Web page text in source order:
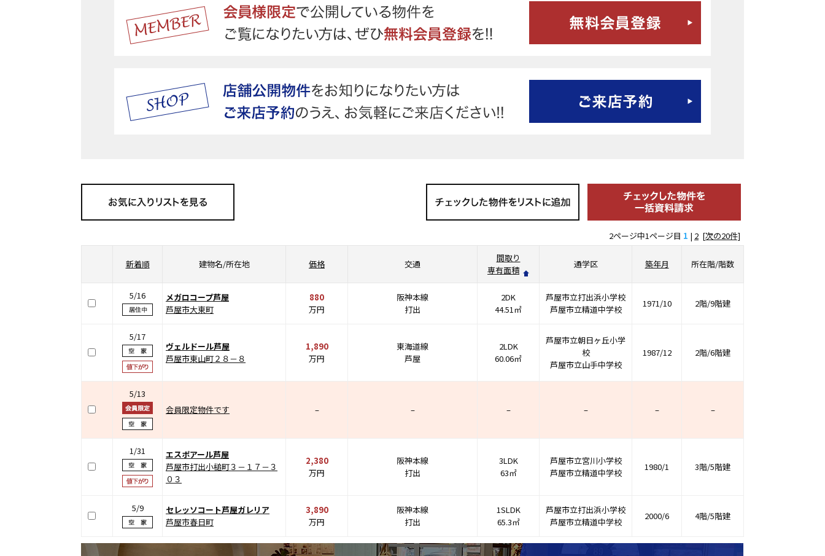
2ページ中1ページ目 1 | 2 [次の20件]
新着順 建物名/所在地 価格 交通
間取り
専有面積
通学区 築年月 所在階/階数
5/16
メガロコープ芦屋
芦屋市大東町
880
万円
阪神本線
打出
2DK
44.51㎡
芦屋市立打出浜小学校
芦屋市立精道中学校
1971/10 2階/9階建
5/17
ヴェルドール芦屋
芦屋市東山町２８－８
1,890
万円
東海道線
芦屋
2LDK
60.06㎡
芦屋市立朝日ヶ丘小学
校
芦屋市立山手中学校
1987/12 2階/6階建
5/13
会員限定物件です
– – – – – –
1/31
エスポアール芦屋
芦屋市打出小槌町３－１７－３
０３
2,380
万円
阪神本線
打出
3LDK
63㎡
芦屋市立宮川小学校
芦屋市立精道中学校
1980/1 3階/5階建
5/9
セレッソコート芦屋ガレリア
芦屋市春日町
3,890
万円
阪神本線
打出
1SLDK
65.3㎡
芦屋市立打出浜小学校
芦屋市立精道中学校
2000/6 4階/5階建